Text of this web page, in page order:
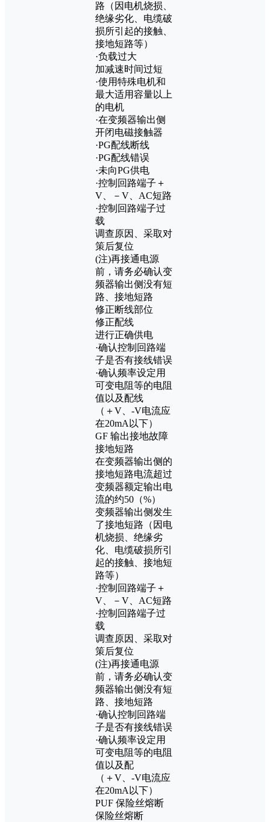
路（因电机烧损、
绝缘劣化、电缆破
损所引起的接触、
接地短路等）
·负载过大
加减速时间过短
·使用特殊电机和
最大适用容量以上
的电机
·在变频器输出侧
开闭电磁接触器
·PG配线断线
·PG配线错误
·未向PG供电
·控制回路端子＋
V、－V、AC短路
·控制回路端子过
载
调查原因、采取对
策后复位
(注)再接通电源
前，请务必确认变
频器输出侧没有短
路、接地短路
修正断线部位
修正配线
进行正确供电
·确认控制回路端
子是否有接线错误
·确认频率设定用
可变电阻等的电阻
值以及配线
（＋V、-V电流应
在20mA以下）
GF 输出接地故障
接地短路
在变频器输出侧的
接地短路电流超过
变频器额定输出电
流的约50（%）
变频器输出侧发生
了接地短路（因电
机烧损、绝缘劣
化、电缆破损所引
起的接触、接地短
路等）
·控制回路端子＋
V、－V、AC短路
·控制回路端子过
载
调查原因、采取对
策后复位
(注)再接通电源
前，请务必确认变
频器输出侧没有短
路、接地短路
·确认控制回路端
子是否有接线错误
·确认频率设定用
可变电阻等的电阻
值以及配
（＋V、-V电流应
在20mA以下）
PUF 保险丝熔断
保险丝熔断